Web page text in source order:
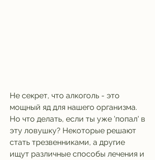
Не секрет, что алкоголь - это
мощный яд для нашего организма.
Но что делать, если ты уже 'попал' в
эту ловушку? Некоторые решают
стать трезвенниками, а другие
ищут различные способы лечения и